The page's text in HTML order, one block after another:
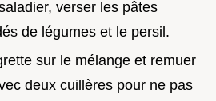
verser les pâtes
de légumes et le persil.
sur le mélange et remuer
deux cuillères pour ne pas